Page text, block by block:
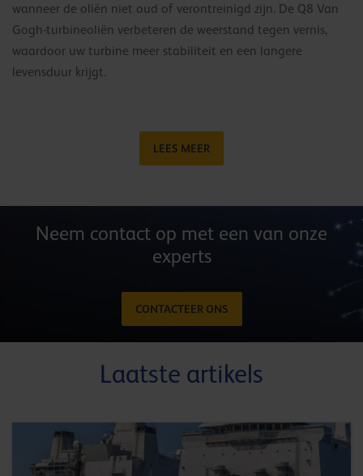
wanneer de oliën niet oud of verontreinigd zijn. De Q8 Van
Gogh-turbineoliën verbeteren de weerstand tegen vernis,
waardoor uw turbine meer stabiliteit en een langere
levensduur krijgt.
LEES MEER
Neem contact op met een van onze
experts
CONTACTEER ONS
Laatste artikels